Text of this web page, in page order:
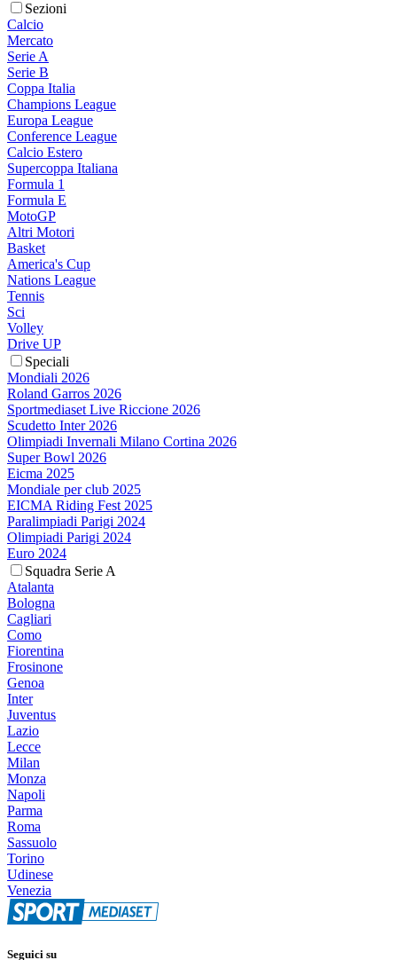
Sezioni
Calcio
Mercato
Serie A
Serie B
Coppa Italia
Champions League
Europa League
Conference League
Calcio Estero
Supercoppa Italiana
Formula 1
Formula E
MotoGP
Altri Motori
Basket
America's Cup
Nations League
Tennis
Sci
Volley
Drive UP
Speciali
Mondiali 2026
Roland Garros 2026
Sportmediaset Live Riccione 2026
Scudetto Inter 2026
Olimpiadi Invernali Milano Cortina 2026
Super Bowl 2026
Eicma 2025
Mondiale per club 2025
EICMA Riding Fest 2025
Paralimpiadi Parigi 2024
Olimpiadi Parigi 2024
Euro 2024
Squadra Serie A
Atalanta
Bologna
Cagliari
Como
Fiorentina
Frosinone
Genoa
Inter
Juventus
Lazio
Lecce
Milan
Monza
Napoli
Parma
Roma
Sassuolo
Torino
Udinese
Venezia
Seguici su